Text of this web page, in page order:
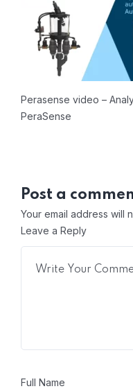
Perasense video –
PeraSense
Post a
Your email address will
Leave a Reply
Full Name